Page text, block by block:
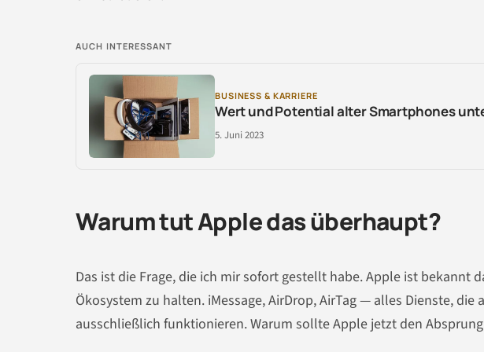
AUCH INTERESSANT
BUSINESS & KARRIERE
Wert und Potential alter Smartphones
5. Juni 2023
Warum tut Apple das überhaupt?
Das ist die Frage, die ich mir sofort gestellt habe. Apple ist bekannt
Ökosystem zu halten. iMessage, AirDrop, AirTag — alles Dienste, die
ausschließlich funktionieren. Warum sollte Apple jetzt den